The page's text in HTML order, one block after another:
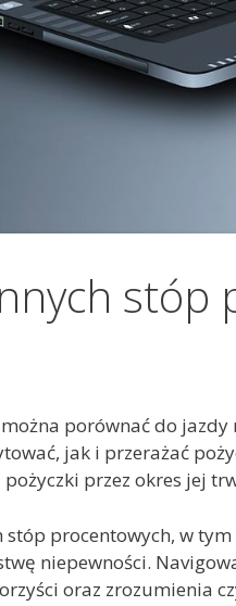
stóp
porównać do
jak i przerażać
przez okres jej
procentowych, w
niepewności.
oraz zrozumienia